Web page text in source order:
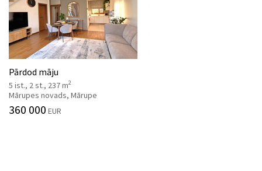
Kontakti
Pārdod māju
5 ist., 2 st., 237 m2
Mārupes novads, Mārupe
360 000 EUR